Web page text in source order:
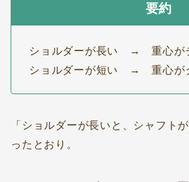
要約
ショルダーが長い → 重心が
ショルダーが短い → 重心が
「ショルダーが長いと、シャフト
ったとおり。